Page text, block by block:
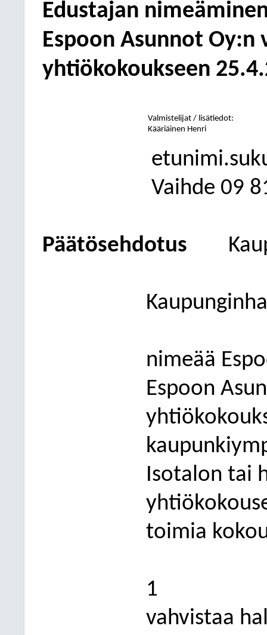
Edustajan
Espoon Asunnot Oy:n
yhtiökokoukseen
Valmistelijat / lisätiedot:
Kääriäinen Henri
Vaihde 09
Päätösehdotus
nimeää
Espoon
Isotalon tai
toimia
1
vahvistaa